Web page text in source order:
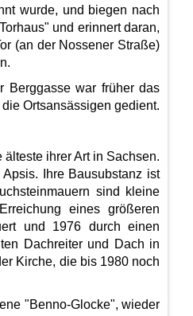
wurde, und biegen nach
und erinnert daran,
(an der Nossener Straße)
Berggasse war früher das
Ortsansässigen gedient.
ihrer Art in Sachsen.
Ihre Bausubstanz ist
sind kleine
eines größeren
und 1976 durch einen
Dachreiter und Dach in
Kirche, die bis 1980 noch
"Benno-Glocke", wieder